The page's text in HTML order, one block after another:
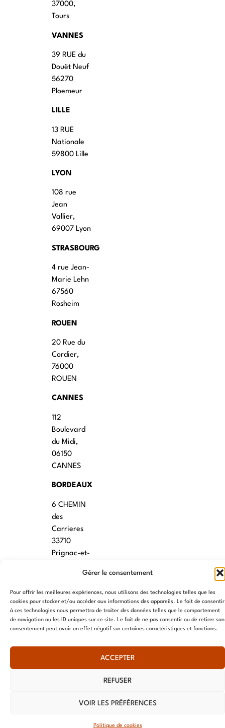
Gérer le consentement
Pour offrir les meilleures expériences, nous utilisons des technologies telles que les
cookies pour stocker et/ou accéder aux informations des appareils. Le fait de consentir
à ces technologies nous permettra de traiter des données telles que le comportement
de navigation ou les ID uniques sur ce site. Le fait de ne pas consentir ou de retirer son
consentement peut avoir un effet négatif sur certaines caractéristiques et fonctions.
ACCEPTER
REFUSER
VOIR LES PRÉFÉRENCES
Politique de cookies
37000,
Tours
VANNES
39 RUE du
Douët Neuf
56270
Ploemeur
LILLE
13 RUE
Nationale
59800 Lille
LYON
108 rue
Jean
Vallier,
69007 Lyon
STRASBOURG
4 rue Jean-
Marie Lehn
67560
Rosheim
ROUEN
20 Rue du
Cordier,
76000
ROUEN
CANNES
112
Boulevard
du Midi,
06150
CANNES
BORDEAUX
6 CHEMIN
des
Carrieres
33710
Prignac-et-
7 rue des
écoles
34790
© AME 2024, tous droits réservés